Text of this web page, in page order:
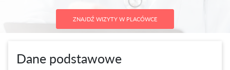
ZNAJDŹ WIZYTY W PLACÓWCE
Dane podstawowe